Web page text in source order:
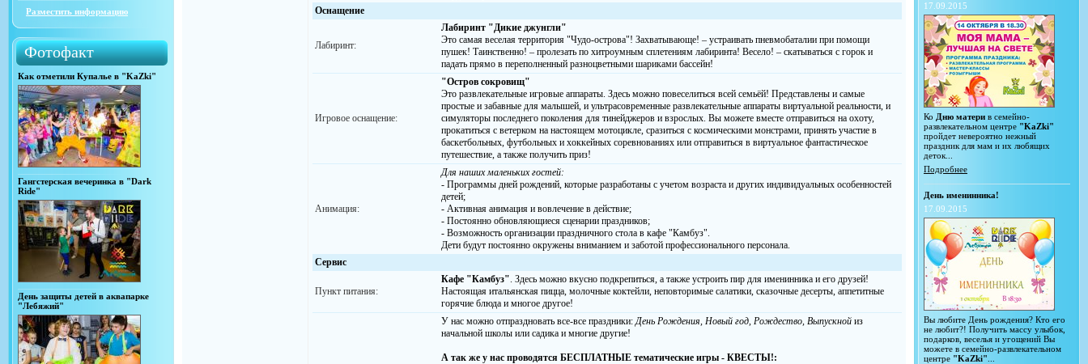
Разместить информацию
Фотофакт
Как отметили Купалье в "KaZki"
Гангстерская вечеринка в "Dark
Ride"
День защиты детей в аквапарке
"Лебяжий"
Оснащение
Лабиринт:
Лабиринт "Дикие джунгли"
Это самая веселая территория "Чудо-острова"! Захватывающе! – устраивать пневмобаталии при помощи
пушек! Таинственно! – пролезать по хитроумным сплетениям лабиринта! Весело! – скатываться с горок и
падать прямо в переполненный разноцветными шариками бассейн!
Игровое оснащение:
"Остров сокровищ"
Это развлекательные игровые аппараты. Здесь можно повеселиться всей семьёй! Представлены и самые
простые и забавные для малышей, и ультрасовременные развлекательные аппараты виртуальной реальности, и
симуляторы последнего поколения для тинейджеров и взрослых. Вы можете вместе отправиться на охоту,
прокатиться с ветерком на настоящем мотоцикле, сразиться с космическими монстрами, принять участие в
баскетбольных, футбольных и хоккейных соревнованиях или отправиться в виртуальное фантастическое
путешествие, а также получить приз!
Анимация:
Для наших маленьких гостей:
- Программы дней рождений, которые разработаны с учетом возраста и других индивидуальных особенностей
детей;
- Активная анимация и вовлечение в действие;
- Постоянно обновляющиеся сценарии праздников;
- Возможность организации праздничного стола в кафе "Камбуз".
Дети будут постоянно окружены вниманием и заботой профессионального персонала.
Сервис
Пункт питания:
Кафе "Камбуз". Здесь можно вкусно подкрепиться, а также устроить пир для именинника и его друзей!
Настоящая итальянская пицца, молочные коктейли, неповторимые салатики, сказочные десерты, аппетитные
горячие блюда и многое другое!
У нас можно отпраздновать все-все праздники:День Рождения, Новый год, Рождество, Выпускной из
начальной школы или садика и многие другие!
А так же у нас проводятся БЕСПЛАТНЫЕ тематические игры - КВЕСТЫ!:
17.09.2015
Ко Дню матери в семейно-
развлекательном центре "KaZki"
пройдет невероятно нежный
праздник для мам и их любящих
деток...
Подробнее
День именинника!
17.09.2015
Вы любите День рождения? Кто его
не любит?! Получить массу улыбок,
подарков, веселья и угощений Вы
можете в семейно-развлекательном
центре "KaZki"